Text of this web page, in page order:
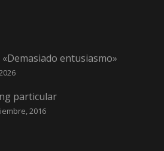
entusiasmo»
particular
2016